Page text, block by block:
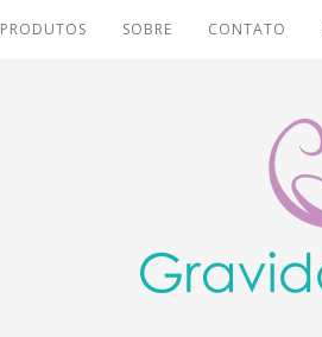
PRODUTOS SOBRE CONTATO